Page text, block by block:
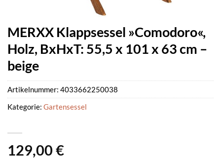
MERXX Klappsessel »Comodoro«,
Holz, BxHxT: 55,5 x 101 x 63 cm –
beige
129,00 €
Artikelnummer: 4033662250038
Kategorie: Gartensessel